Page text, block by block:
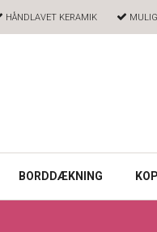
HÅNDLAVET KERAMIK
BORDDÆKNING